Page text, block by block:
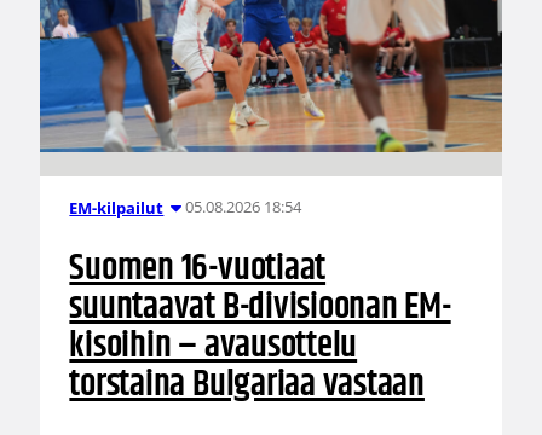
EM-kilpailut 05.08.2026 18:54
Suomen 16-vuotiaat
suuntaavat B-divisioonan EM-
kisoihin – avausottelu
torstaina Bulgariaa vastaan